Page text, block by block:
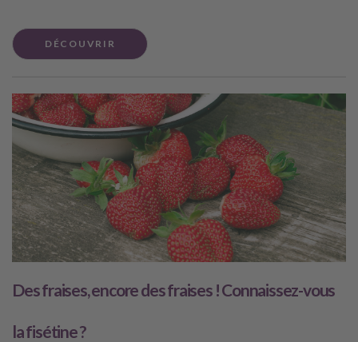
DÉCOUVRIR
Des fraises, encore des fraises ! Connaissez-vous
la fisétine ?